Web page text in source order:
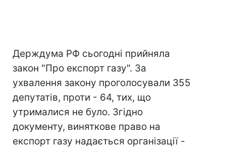
Держдума РФ сьогодні прийняла
закон "Про експорт газу". За
ухвалення закону проголосували 355
депутатів, проти - 64, тих, що
утрималися не було. Згідно
документу, виняткове право на
експорт газу надається організації -